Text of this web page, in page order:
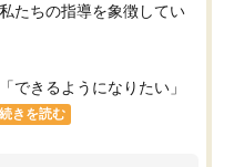
たちの指導を象徴してい
できるようになりたい」
続きを読む